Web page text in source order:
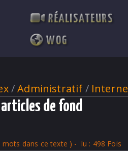
RÉALISATEURS
WOG
/Administratif / Interne
articles de fond
mots dans ce texte ) - lu : 498 Fois